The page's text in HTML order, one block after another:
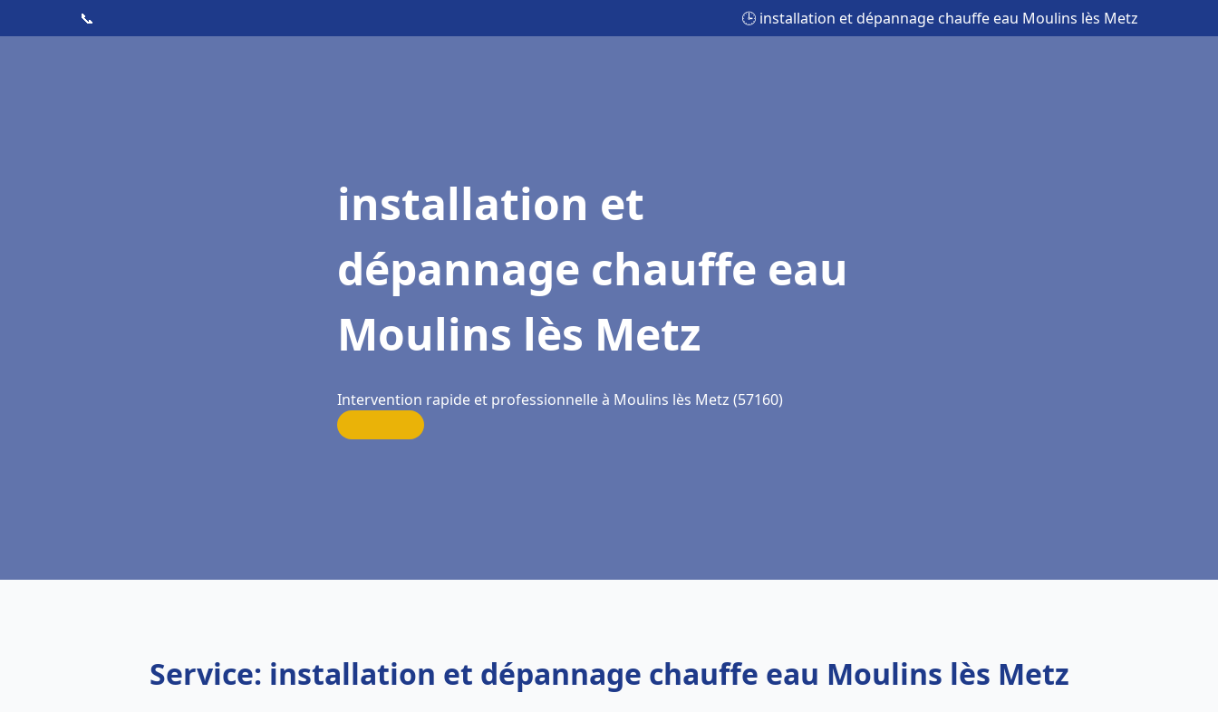
📞 🕒 installation et dépannage chauffe eau Moulins lès Metz
installation et
dépannage chauffe eau
Moulins lès Metz
Intervention rapide et professionnelle à Moulins lès Metz (57160)
Service: installation et dépannage chauffe eau Moulins lès Metz